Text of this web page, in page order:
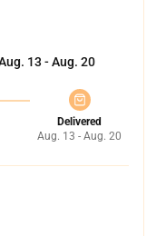
13 - Aug. 20
Delivered
Aug. 13 - Aug. 20